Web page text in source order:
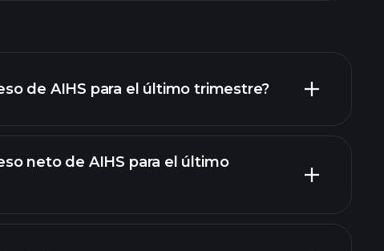
de AIHS para el último trimestre?
informes financieros de AIHS
neto de AIHS para el último